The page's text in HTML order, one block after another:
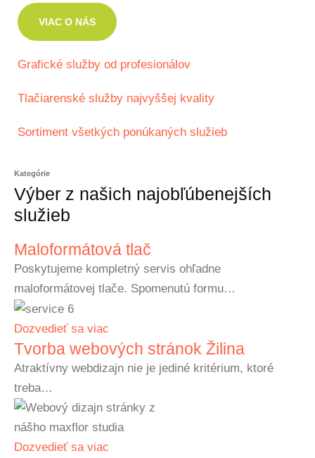
VIAC O NÁS
Grafické služby od profesionálov
Tlačiarenské služby najvyššej kvality
Sortiment všetkých ponúkaných služieb
Kategórie
Výber z našich najobľúbenejších
služieb
Maloformátová tlač
Poskytujeme kompletný servis ohľadne
maloformátovej tlače. Spomenutú formu…
Dozvedieť sa viac
Tvorba webových stránok Žilina
Atraktívny webdizajn nie je jediné kritérium, ktoré
treba…
Dozvedieť sa viac